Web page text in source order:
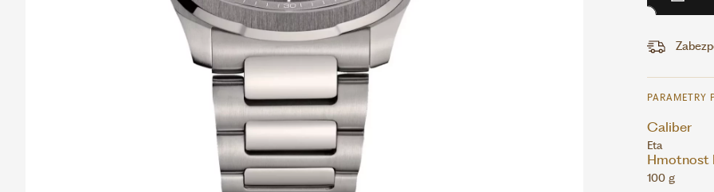
PARAMETRY
Caliber
Eta
Hmotnost
100 g